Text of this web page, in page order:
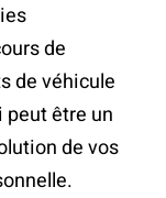
de
de véhicule
peut être un
de vos